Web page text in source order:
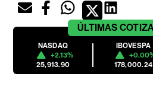
ÚLTIMAS
NASDAQ
+2.13%
25,913.90
IBOVESPA
178,000.24